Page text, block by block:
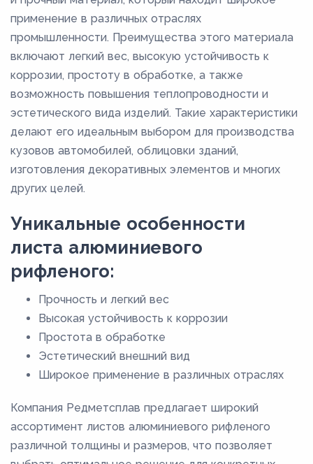
применение в различных отраслях
промышленности. Преимущества этого материала
включают легкий вес, высокую устойчивость к
коррозии, простоту в обработке, а также
возможность повышения теплопроводности и
эстетического вида изделий. Такие характеристики
делают его идеальным выбором для производства
кузовов автомобилей, облицовки зданий,
изготовления декоративных элементов и многих
других целей.
Уникальные особенности
листа алюминиевого
рифленого:
Прочность и легкий вес
Высокая устойчивость к коррозии
Простота в обработке
Эстетический внешний вид
Широкое применение в различных отраслях
Компания Редметсплав предлагает широкий
ассортимент листов алюминиевого рифленого
различной толщины и размеров, что позволяет